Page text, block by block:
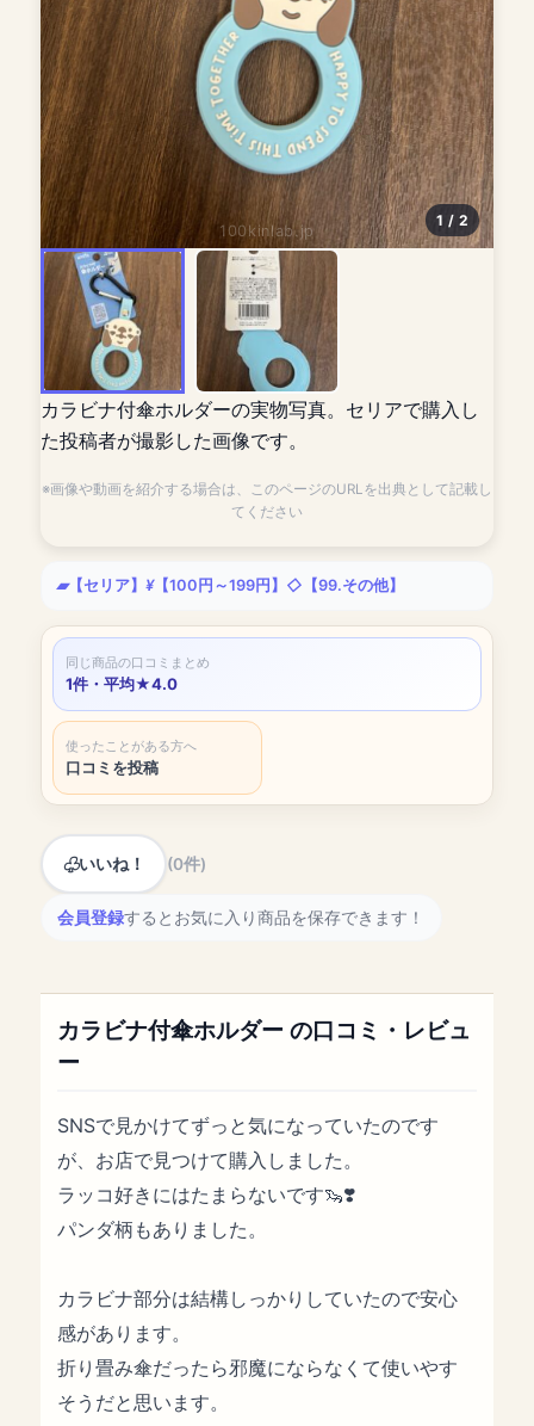
100kinlab.jp
1 / 2
カラビナ付傘ホルダーの実物写真。セリアで購入し
た投稿者が撮影した画像です。
※画像や動画を紹介する場合は、このページのURLを出典として記載し
てください
【セリア】 【100円～199円】 【99.その他】
同じ商品の口コミまとめ
1件・平均★4.0
使ったことがある方へ
口コミを投稿
いいね！ (0件)
会員登録するとお気に入り商品を保存できます！
カラビナ付傘ホルダー の口コミ・レビュ
ー
SNSで見かけてずっと気になっていたのです
が、お店で見つけて購入しました。
ラッコ好きにはたまらないです🦦❣️
パンダ柄もありました。
カラビナ部分は結構しっかりしていたので安心
感があります。
折り畳み傘だったら邪魔にならなくて使いやす
そうだと思います。